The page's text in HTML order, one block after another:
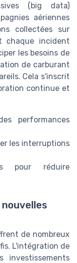
(big data)
aériennes
collectées sur
chaque incident
les besoins de
de carburant
Cela s'inscrit
continue et
performances
les interruptions
pour réduire
de nombreux
L'intégration de
investissements